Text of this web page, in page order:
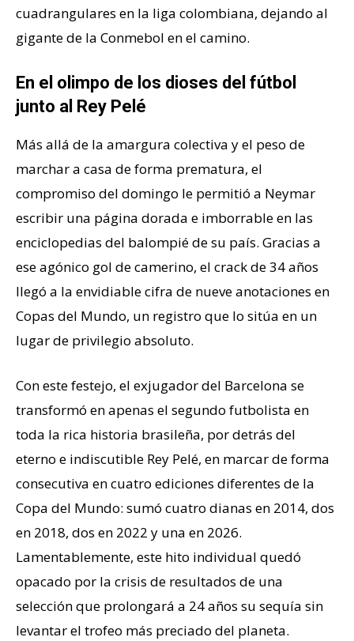
cuadrangulares en la liga colombiana, dejando al
gigante de la Conmebol en el camino.
En el olimpo de los dioses del fútbol
junto al Rey Pelé
Más allá de la amargura colectiva y el peso de
marchar a casa de forma prematura, el
compromiso del domingo le permitió a Neymar
escribir una página dorada e imborrable en las
enciclopedias del balompié de su país. Gracias a
ese agónico gol de camerino, el crack de 34 años
llegó a la envidiable cifra de nueve anotaciones en
Copas del Mundo, un registro que lo sitúa en un
lugar de privilegio absoluto.
Con este festejo, el exjugador del Barcelona se
transformó en apenas el segundo futbolista en
toda la rica historia brasileña, por detrás del
eterno e indiscutible Rey Pelé, en marcar de forma
consecutiva en cuatro ediciones diferentes de la
Copa del Mundo: sumó cuatro dianas en 2014, dos
en 2018, dos en 2022 y una en 2026.
Lamentablemente, este hito individual quedó
opacado por la crisis de resultados de una
selección que prolongará a 24 años su sequía sin
levantar el trofeo más preciado del planeta.